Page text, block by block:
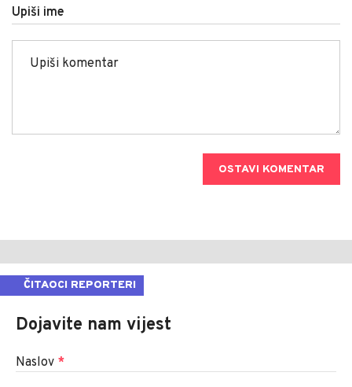
Upiši ime
OSTAVI KOMENTAR
ČITAOCI REPORTERI
Dojavite nam vijest
Naslov *